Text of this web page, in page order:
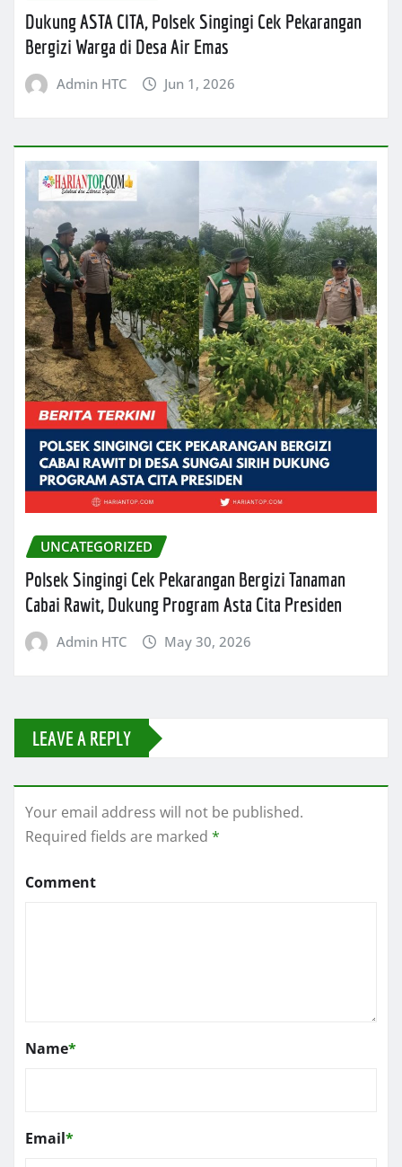
Dukung ASTA CITA, Polsek Singingi Cek Pekarangan
Bergizi Warga di Desa Air Emas
Admin HTC Jun 1, 2026
UNCATEGORIZED
Polsek Singingi Cek Pekarangan Bergizi Tanaman
Cabai Rawit, Dukung Program Asta Cita Presiden
Admin HTC May 30, 2026
LEAVE A REPLY
Your email address will not be published.
Required fields are marked *
Comment
Name*
Email*